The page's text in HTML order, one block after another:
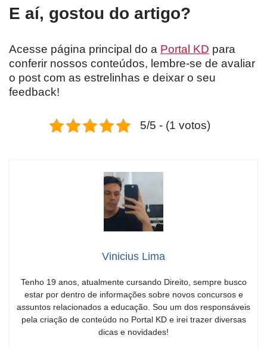
E aí, gostou do artigo?
Acesse página principal do a Portal KD para
conferir nossos conteúdos, lembre-se de avaliar
o post com as estrelinhas e deixar o seu
feedback!
5/5 - (1 votos)
Vinicius Lima
Tenho 19 anos, atualmente cursando Direito, sempre busco
estar por dentro de informações sobre novos concursos e
assuntos relacionados a educação. Sou um dos responsáveis
pela criação de conteúdo no Portal KD e irei trazer diversas
dicas e novidades!